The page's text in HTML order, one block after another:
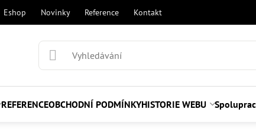
Eshop Novinky Reference Kontakt
REFERENCEOBCHODNÍ PODMÍNKYHISTORIE WEBU